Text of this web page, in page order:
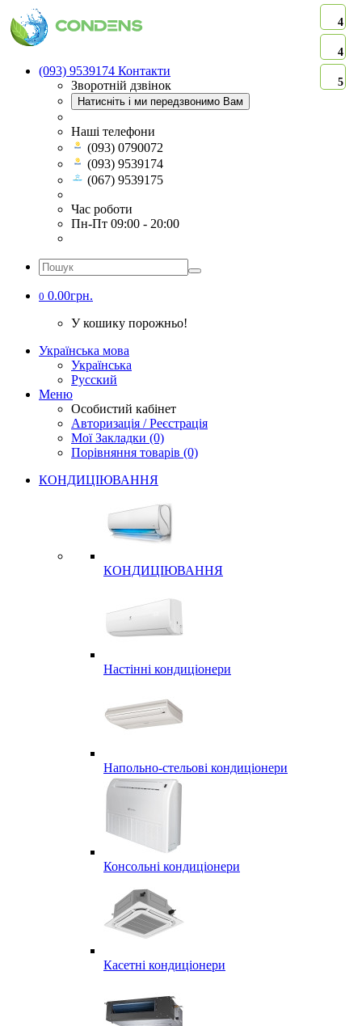
(093) 9539174 Контакти
Зворотній дзвінок
Натисніть і ми передзвонимо Вам
Наші телефони
(093) 0790072
(093) 9539174
(067) 9539175
Час роботи
Пн-Пт 09:00 - 20:00
0 0.00грн.
У кошику порожньо!
Українська мова
Українська
Русский
Меню
Особистий кабінет
Авторизація / Реєстрація
Мої Закладки (0)
Порівняння товарів (0)
КОНДИЦІЮВАННЯ
КОНДИЦІЮВАННЯ
Настінні кондиціонери
Напольно-стельові кондиціонери
Консольні кондиціонери
Касетні кондиціонери
4
4
5